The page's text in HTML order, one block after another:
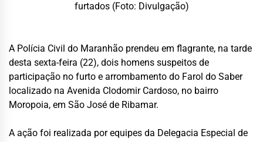
furtados (Foto: Divulgação)
A Polícia Civil do Maranhão prendeu em flagrante, na tarde
desta sexta-feira (22), dois homens suspeitos de
participação no furto e arrombamento do Farol do Saber
localizado na Avenida Clodomir Cardoso, no bairro
Moropoia, em São José de Ribamar.
A ação foi realizada por equipes da Delegacia Especial de